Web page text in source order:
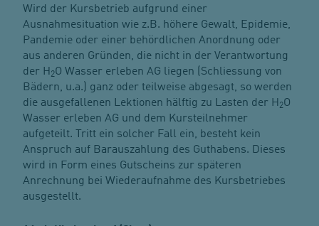
Wird der Kursbetrieb aufgrund einer
Ausnahmesituation wie z.B. höhere Gewalt, Epidemie,
Pandemie oder einer behördlichen Anordnung oder
aus anderen Gründen, die nicht in der Verantwortung
der H 2O Wasser erleben AG liegen (Schliessung von
Bädern, u.a.) ganz oder teilweise abgesagt, so werden
die ausgefallenen Lektionen hälftig zu Lasten der H 2O
Wasser erleben AG und dem Kursteilnehmer
aufgeteilt. Tritt ein solcher Fall ein, besteht kein
Anspruch auf Barauszahlung des Guthabens. Dieses
wird in Form eines Gutscheins zur späteren
Anrechnung bei Wiederaufnahme des Kursbetriebes
ausgestellt.